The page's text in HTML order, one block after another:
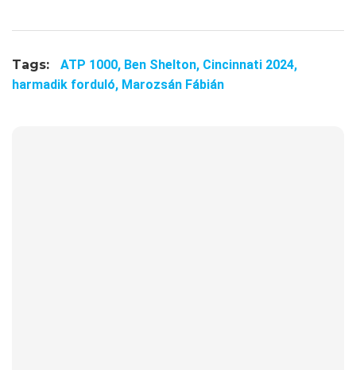
Tags: ATP 1000, Ben Shelton, Cincinnati 2024,
harmadik forduló, Marozsán Fábián